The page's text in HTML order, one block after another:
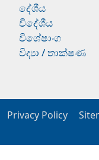
දේශීය
විදේශීය
විශේෂාංග
විද්‍යා / තාක්ෂණ
Privacy Policy